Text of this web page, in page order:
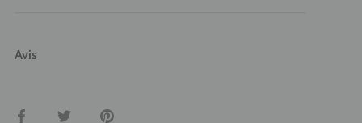
Avis
Partager TweeterÉpingler